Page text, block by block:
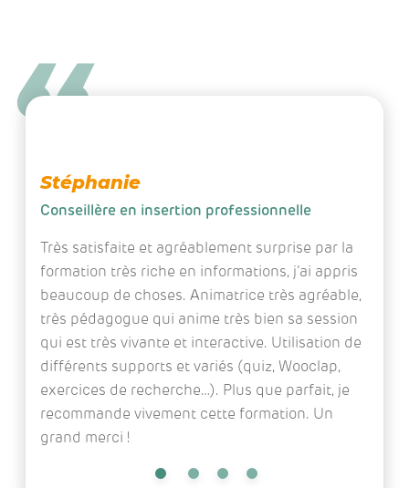
Stéphanie
Conseillère en insertion professionnelle
Très satisfaite et agréablement surprise par la
formation très riche en informations, j’ai appris
beaucoup de choses. Animatrice très agréable,
très pédagogue qui anime très bien sa session
qui est très vivante et interactive. Utilisation de
différents supports et variés (quiz, Wooclap,
exercices de recherche…). Plus que parfait, je
recommande vivement cette formation. Un
grand merci !